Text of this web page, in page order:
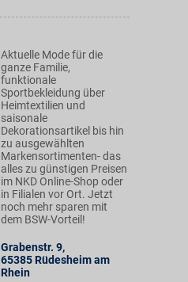
Aktuelle Mode für die
ganze Familie,
funktionale
Sportbekleidung über
Heimtextilien und
saisonale
Dekorationsartikel bis hin
zu ausgewählten
Markensortimenten- das
alles zu günstigen Preisen
im NKD Online-Shop oder
in Filialen vor Ort. Jetzt
noch mehr sparen mit
dem BSW-Vorteil!
Grabenstr. 9,
65385 Rüdesheim am
Rhein